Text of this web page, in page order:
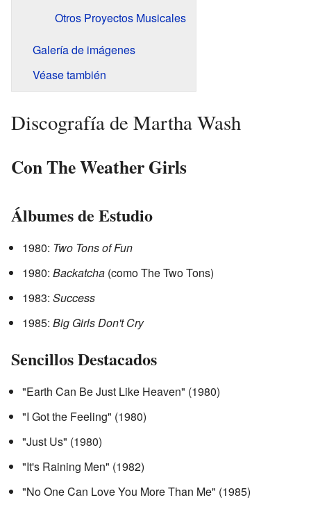
Otros Proyectos Musicales
Galería de imágenes
Véase también
Discografía de Martha Wash
Con The Weather Girls
Álbumes de Estudio
1980: Two Tons of Fun
1980: Backatcha (como The Two Tons)
1983: Success
1985: Big Girls Don't Cry
Sencillos Destacados
"Earth Can Be Just Like Heaven" (1980)
"I Got the Feeling" (1980)
"Just Us" (1980)
"It's Raining Men" (1982)
"No One Can Love You More Than Me" (1985)